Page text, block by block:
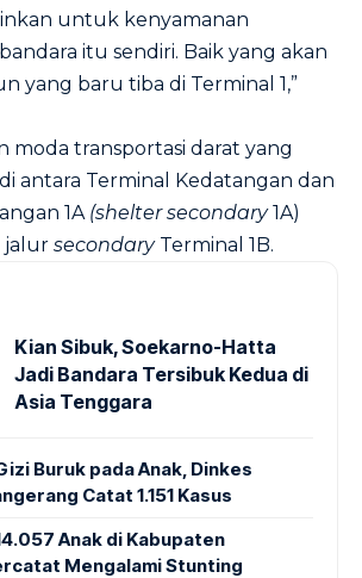
untuk kenyamanan
itu sendiri. Baik yang akan
yang baru tiba di Terminal 1,”
moda transportasi darat yang
antara Terminal Kedatangan dan
1A (shelter secondary1A)
jalur secondaryTerminal 1B.
Kian Sibuk, Soekarno-Hatta
Jadi Bandara Tersibuk Kedua di
Asia Tenggara
Buruk pada Anak, Dinkes
Catat 1.151 Kasus
Anak di Kabupaten
Mengalami Stunting